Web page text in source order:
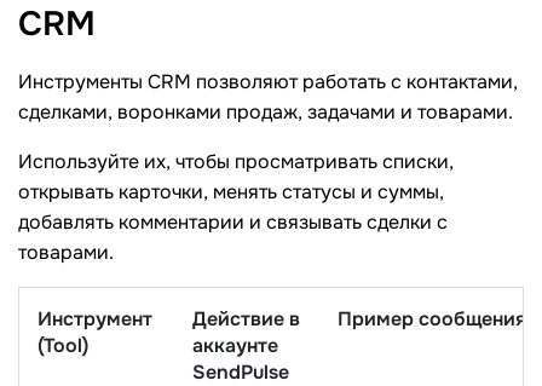
CRM
Инструменты CRM позволяют работать с контактами,
сделками, воронками продаж, задачами и товарами.
Используйте их, чтобы просматривать списки,
открывать карточки, менять статусы и суммы,
добавлять комментарии и связывать сделки с
товарами.
Инструмент
(Tool)
Действие в
аккаунте
SendPulse
Пример сообщения в